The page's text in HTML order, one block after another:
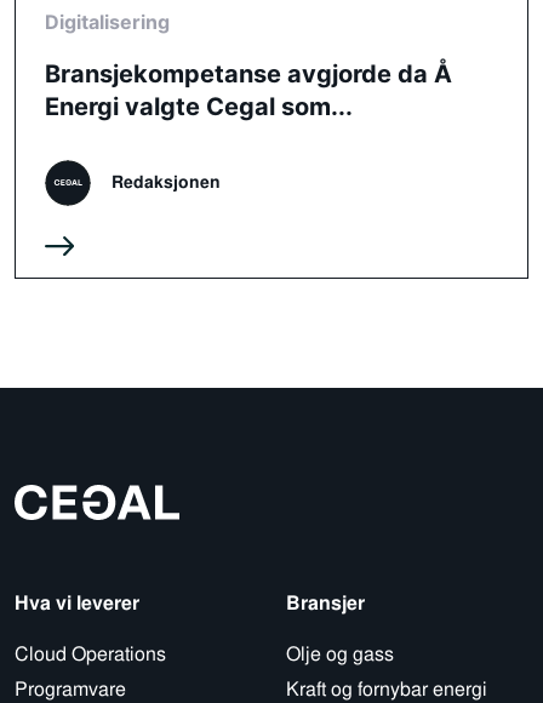
Digitalisering
Bransjekompetanse avgjorde da Å
Energi valgte Cegal som...
Redaksjonen
Hva vi leverer
Cloud Operations
Programvare
Bransjer
Olje og gass
Kraft og fornybar energi